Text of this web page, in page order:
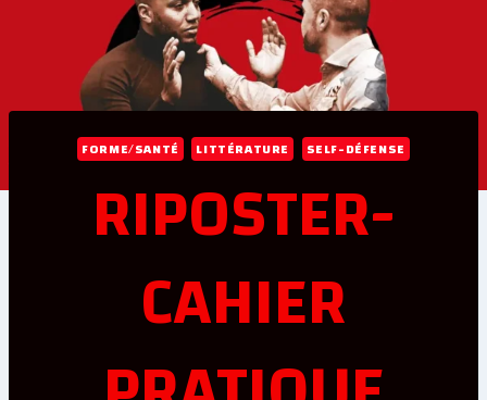
FORME/SANTÉ LITTÉRATURE SELF-DÉFENSE
RIPOSTER-
CAHIER